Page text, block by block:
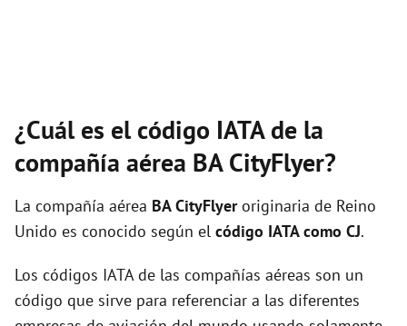
¿Cuál es el código IATA de la
compañía aérea BA CityFlyer?
La compañía aérea BA CityFlyeroriginaria de Reino
Unido es conocido según el código IATA como CJ.
Los códigos IATA de las compañías aéreas son un
código que sirve para referenciar a las diferentes